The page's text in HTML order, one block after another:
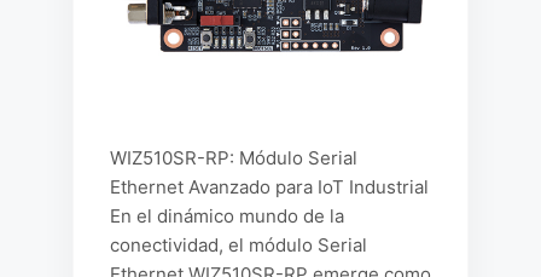
WIZ510SR-RP: Módulo Serial
Ethernet Avanzado para IoT Industrial
En el dinámico mundo de la
conectividad, el módulo Serial